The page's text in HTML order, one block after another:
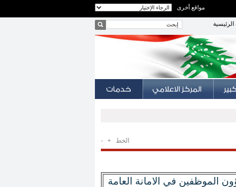
مواقع أخرى
الرئيسية
الخط +
-
في الامانة العامة